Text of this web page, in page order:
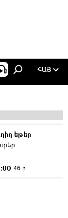
ՀԱՅ
եթեր
46 ր